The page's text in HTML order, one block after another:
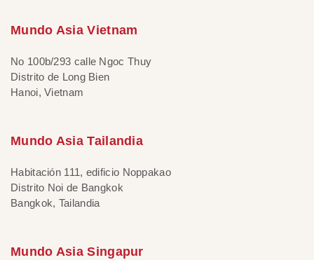
Mundo Asia Vietnam
No 100b/293 calle Ngoc Thuy
Distrito de Long Bien
Hanoi, Vietnam
Mundo Asia Tailandia
Habitación 111, edificio Noppakao
Distrito Noi de Bangkok
Bangkok, Tailandia
Mundo Asia Singapur